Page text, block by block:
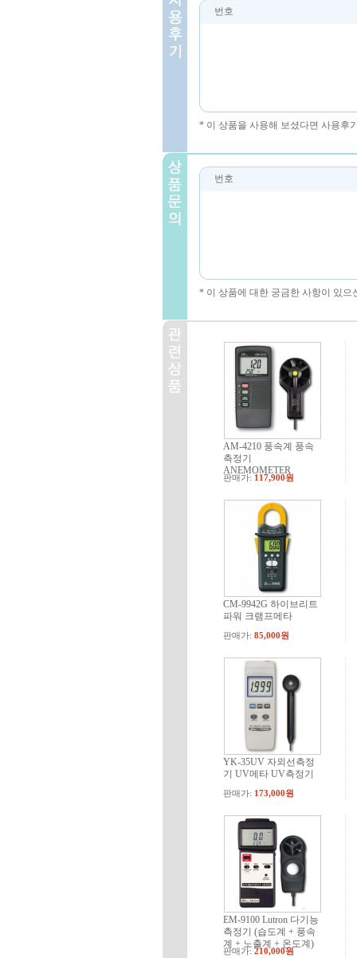
번호
* 이 상품을 사용해 보셨다면 사용후
번호
* 이 상품에 대한 궁금한 사항이 있
AM-4210 풍속계 풍속
측정기
ANEMOMETER
판매가: 117,900원
CM-9942G 하이브리트
파워 크램프메타
판매가:85,000원
YK-35UV 자외선측정
기 UV메타 UV측정기
판매가: 173,000원
EM-9100 Lutron 다기능
측정기 (습도계 + 풍속
계 + 노출계 + 온도계)
판매가:210,000원